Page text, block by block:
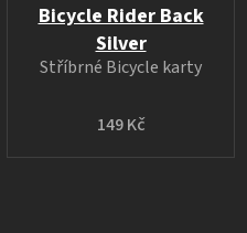
Bicycle Rider Back
Silver
149 Kč
Stříbrné Bicycle karty